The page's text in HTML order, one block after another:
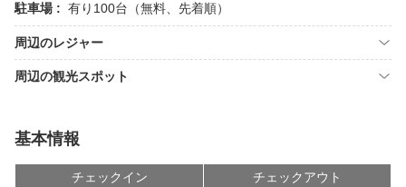
駐車場 : 有り100台（無料、先着順）
周辺のレジャー
周辺の観光スポット
基本情報
チェックイン
チェックアウト